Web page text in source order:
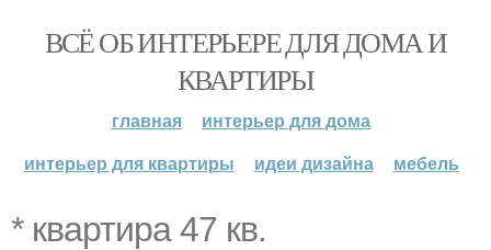
ВСЁ ОБ ИНТЕРЬЕРЕ ДЛЯ ДОМА И
КВАРТИРЫ
главная
интерьер для дома
интерьер для квартиры
идеи дизайна мебель
* квартира 47 кв.